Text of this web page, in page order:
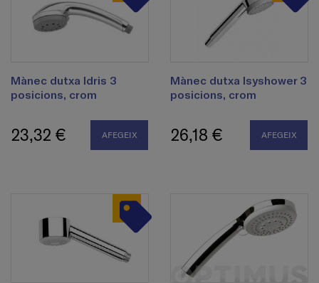
Mànec dutxa Idris 3
posicions, crom
23,32 € AFEGEIX
Mànec dutxa Isyshower 3
posicions, crom
26,18 € AFEGEIX